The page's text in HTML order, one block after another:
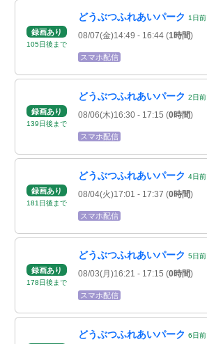
録画あり
105日後 まで
どうぶつふれあいパーク 1 日前
08/07(金)14:49 - 16:44 (1時間)
スマホ配信
録画あり
139日後 まで
どうぶつふれあいパーク 2日前
08/06(木)16:30 - 17:15 (0時間)
スマホ配信
録画あり
181 日後 まで
どうぶつふれあいパーク 4日前
08/04(火)17:01 - 17:37 (0時間)
スマホ配信
録画あり
178日後 まで
どうぶつふれあいパーク 5日前
08/03(月)16:21 - 17:15 (0時間)
スマホ配信
どうぶつふれあいパーク 6日前